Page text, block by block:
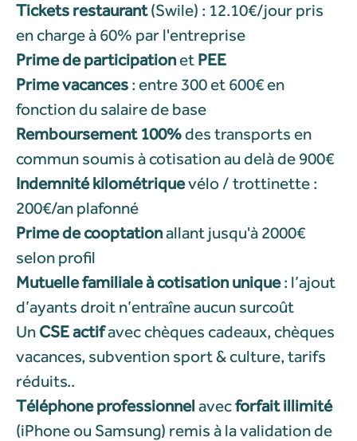
Tickets restaurant (Swile) : 12.10€/jour pris
en charge à 60% par l'entreprise
Prime de participationet PEE
Prime vacances : entre 300 et 600€ en
fonction du salaire de base
Remboursement 100%des transports en
commun soumis à cotisation au delà de 900€
Indemnité kilométriquevélo / trottinette :
200€/an plafonné
Prime de cooptationallant jusqu'à 2000€
selon profil
Mutuelle familiale à cotisation unique: l’ajout
d’ayants droit n’entraîne aucun surcoût
Un CSE actifavec chèques cadeaux, chèques
vacances, subvention sport & culture, tarifs
réduits..
Téléphone professionnel avecforfait illimité
(iPhone ou Samsung) remis à la validation de